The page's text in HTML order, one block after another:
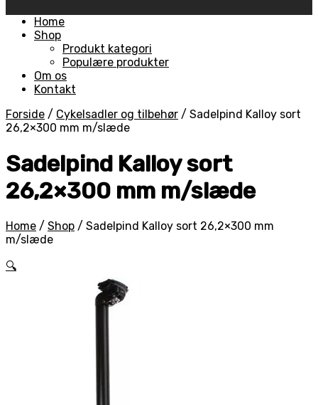
Skip
Home
Shop
Produkt kategori
Populære produkter
Om os
Kontakt
Forside / Cykelsadler og tilbehør / Sadelpind Kalloy sort
26,2×300 mm m/slæde
Sadelpind Kalloy sort
26,2×300 mm m/slæde
Home / Shop / Sadelpind Kalloy sort 26,2×300 mm
m/slæde
🔍